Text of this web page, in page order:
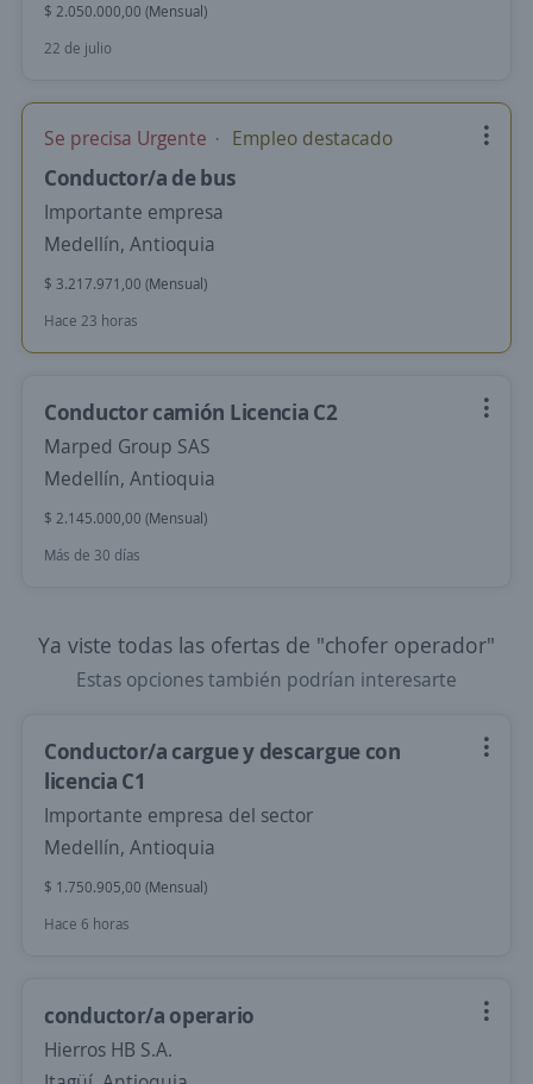
$ 2.050.000,00 (Mensual)
22 de julio
Se precisa Urgente Empleo destacado
Conductor/a de bus
Importante empresa
Medellín, Antioquia
$ 3.217.971,00 (Mensual)
Hace 23 horas
Conductor camión Licencia C2
Marped Group SAS
Medellín, Antioquia
$ 2.145.000,00 (Mensual)
Más de 30 días
Ya viste todas las ofertas de "chofer operador"
Estas opciones también podrían interesarte
Conductor/a cargue y descargue con
licencia C1
Importante empresa del sector
Medellín, Antioquia
$ 1.750.905,00 (Mensual)
Hace 6 horas
conductor/a operario
Hierros HB S.A.